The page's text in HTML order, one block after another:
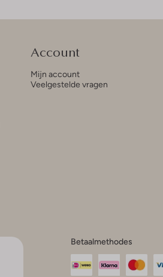
Account
Mijn account
Veelgestelde vragen
Betaalmethodes